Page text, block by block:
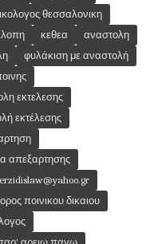
θεσσαλονικη
κεθεα
αναστολη
φυλάκιση με αναστολή
εκτελεσης
εκτέλεσης
απεξαρτησης
ποινικου δικαιου